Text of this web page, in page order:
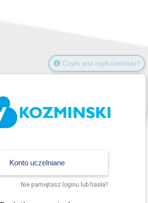
Czym jest myKoźmiński?
Konto uczelniane
Nie pamiętasz loginu lub hasła?